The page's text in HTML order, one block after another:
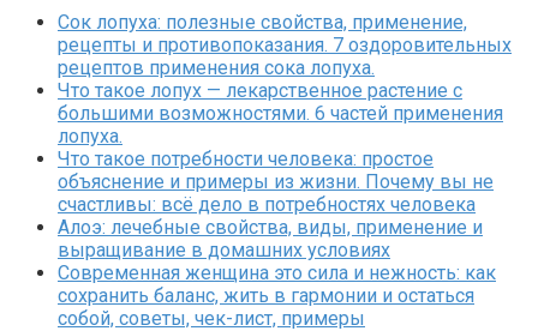
Сок лопуха: полезные свойства, применение,
рецепты и противопоказания. 7 оздоровительных
рецептов применения сока лопуха.
Что такое лопух — лекарственное растение с
большими возможностями. 6 частей применения
лопуха.
Что такое потребности человека: простое
объяснение и примеры из жизни. Почему вы не
счастливы: всё дело в потребностях человека
Алоэ: лечебные свойства, виды, применение и
выращивание в домашних условиях
Современная женщина это сила и нежность: как
сохранить баланс, жить в гармонии и остаться
собой, советы, чек-лист, примеры